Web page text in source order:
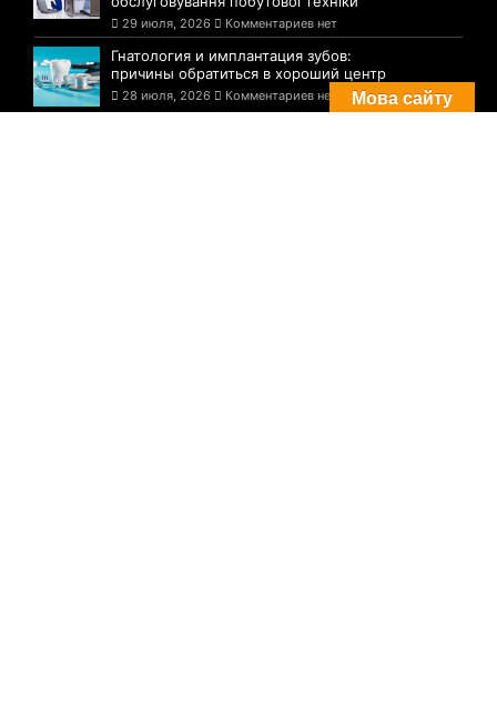
29 июля, 2026 Комментариев нет
Гнатология и имплантация зубов:
причины обратиться в хороший центр
28 июля, 2026 Комментариев нет Мова сайту